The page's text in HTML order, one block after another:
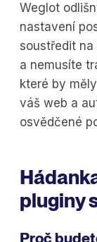
Weglot
nastavení
soustředit
a nemusíte
které by
váš web a
osvědčené
pluginy
Proč